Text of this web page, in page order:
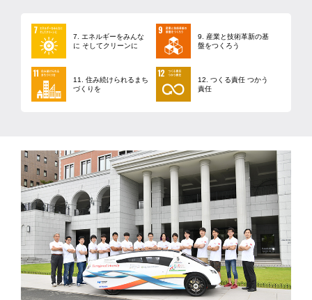
7. エネルギーをみんな
に そしてクリーンに
9. 産業と技術革新の基
盤をつくろう
11. 住み続けられるまち
づくりを
12. つくる責任 つかう
責任